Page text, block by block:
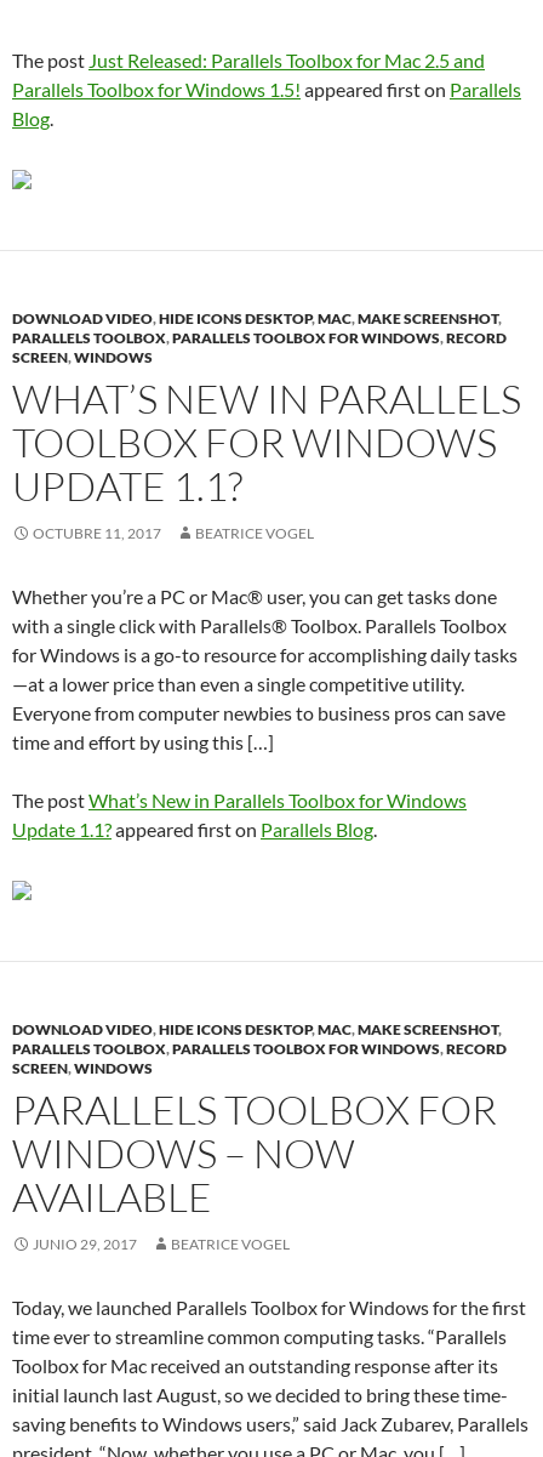
The post Just Released: Parallels Toolbox for Mac 2.5 and
Parallels Toolbox for Windows 1.5! appeared first on Parallels
Blog.
DOWNLOAD VIDEO,HIDE ICONS DESKTOP,MAC,MAKE SCREENSHOT,
PARALLELS TOOLBOX,PARALLELS TOOLBOX FOR WINDOWS,RECORD
SCREEN,WINDOWS
WHAT’S NEW IN PARALLELS
TOOLBOX FOR WINDOWS
UPDATE 1.1?
OCTUBRE 11, 2017 BEATRICE VOGEL
Whether you’re a PC or Mac® user, you can get tasks done
with a single click with Parallels® Toolbox. Parallels Toolbox
for Windows is a go-to resource for accomplishing daily tasks
—at a lower price than even a single competitive utility.
Everyone from computer newbies to business pros can save
time and effort by using this […]
The postWhat’s New in Parallels Toolbox for Windows
Update 1.1?appeared first on Parallels Blog.
DOWNLOAD VIDEO,HIDE ICONS DESKTOP,MAC,MAKE SCREENSHOT,
PARALLELS TOOLBOX,PARALLELS TOOLBOX FOR WINDOWS,RECORD
SCREEN,WINDOWS
PARALLELS TOOLBOX FOR
WINDOWS – NOW
AVAILABLE
JUNIO 29, 2017 BEATRICE VOGEL
Today, we launched Parallels Toolbox for Windows for the first
time ever to streamline common computing tasks. “Parallels
Toolbox for Mac received an outstanding response after its
initial launch last August, so we decided to bring these time-
saving benefits to Windows users,” said Jack Zubarev, Parallels